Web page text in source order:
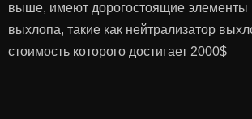
выше, имеют дорогостоящие элементы
выхлопа, такие как нейтрализатор
стоимость которого достигает 2000$